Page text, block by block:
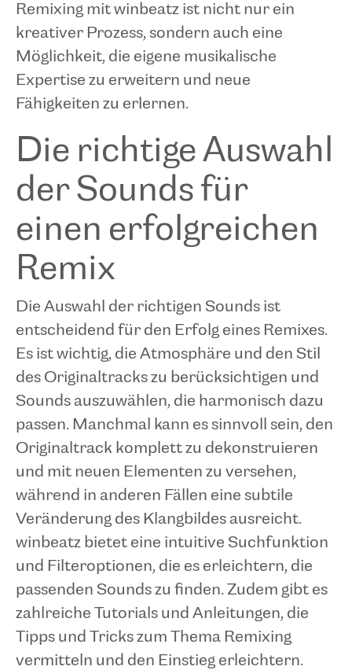
Remixing mit winbeatz ist nicht nur ein
kreativer Prozess, sondern auch eine
Möglichkeit, die eigene musikalische
Expertise zu erweitern und neue
Fähigkeiten zu erlernen.
Die richtige Auswahl
der Sounds für
einen erfolgreichen
Remix
Die Auswahl der richtigen Sounds ist
entscheidend für den Erfolg eines Remixes.
Es ist wichtig, die Atmosphäre und den Stil
des Originaltracks zu berücksichtigen und
Sounds auszuwählen, die harmonisch dazu
passen. Manchmal kann es sinnvoll sein, den
Originaltrack komplett zu dekonstruieren
und mit neuen Elementen zu versehen,
während in anderen Fällen eine subtile
Veränderung des Klangbildes ausreicht.
winbeatz bietet eine intuitive Suchfunktion
und Filteroptionen, die es erleichtern, die
passenden Sounds zu finden. Zudem gibt es
zahlreiche Tutorials und Anleitungen, die
Tipps und Tricks zum Thema Remixing
vermitteln und den Einstieg erleichtern.